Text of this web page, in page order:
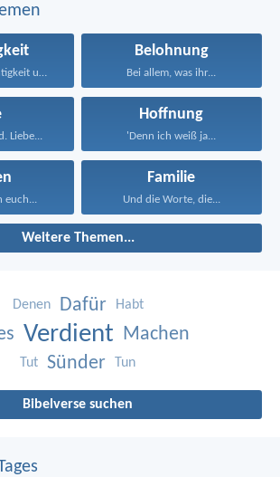
Wer nach Gerechtigkeit und...
Belohnung
Bei allem, was ihr...
Liebe...
Hoffnung
'Denn ich weiß ja...
euch...
Familie
Und die Worte, die...
Weitere Themen...
Denen Dafür Habt
Verdient Machen
Tut Sünder Tun
Bibelverse suchen